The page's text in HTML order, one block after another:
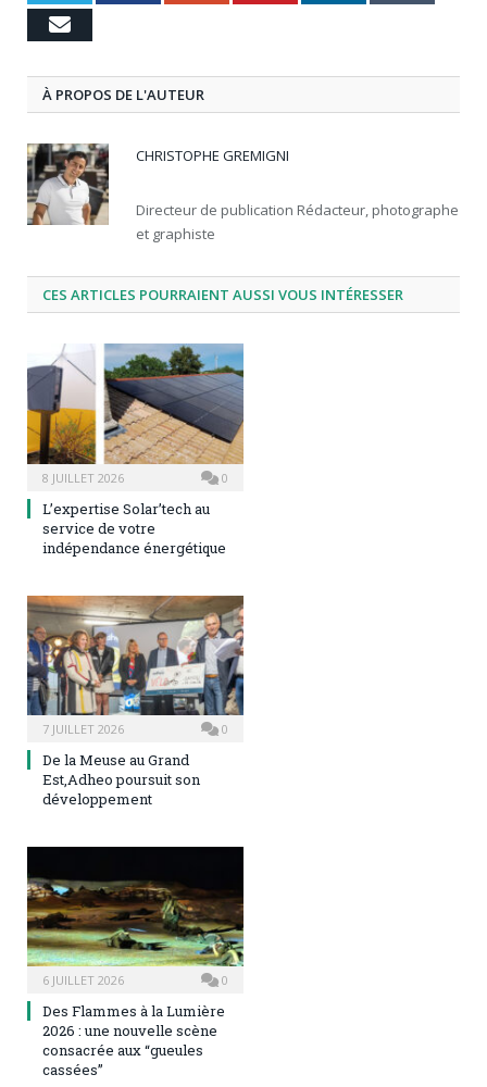
Email
À PROPOS DE L'AUTEUR
CHRISTOPHE GREMIGNI
Directeur de publication Rédacteur, photographe
et graphiste
CES ARTICLES POURRAIENT AUSSI VOUS INTÉRESSER
8 JUILLET 2026 0
L’expertise Solar’tech au
service de votre
indépendance énergétique
7 JUILLET 2026 0
De la Meuse au Grand
Est,Adheo poursuit son
développement
6 JUILLET 2026 0
Des Flammes à la Lumière
2026 : une nouvelle scène
consacrée aux “gueules
cassées”